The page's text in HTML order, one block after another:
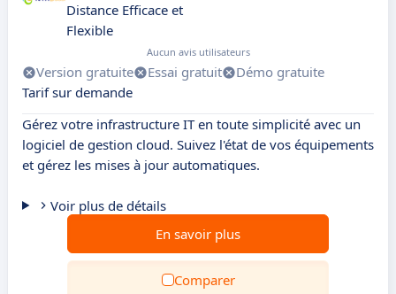
Distance Efficace et
Flexible
Aucun avis utilisateurs
Version gratuite Essai gratuit
Démo gratuite
Tarif sur demande
Gérez votre infrastructure IT en toute simplicité avec un
logiciel de gestion cloud. Suivez l'état de vos équipements
et gérez les mises à jour automatiques.
Voir plus de détails
En savoir plus
Comparer